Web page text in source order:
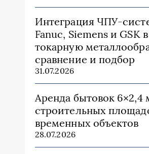
Интеграция ЧПУ-
Fanuc, Siemens и GSK в
токарную
сравнение и подбор
31.07.2026
Аренда бытовок 6×2,4
строительных
временных объектов
28.07.2026